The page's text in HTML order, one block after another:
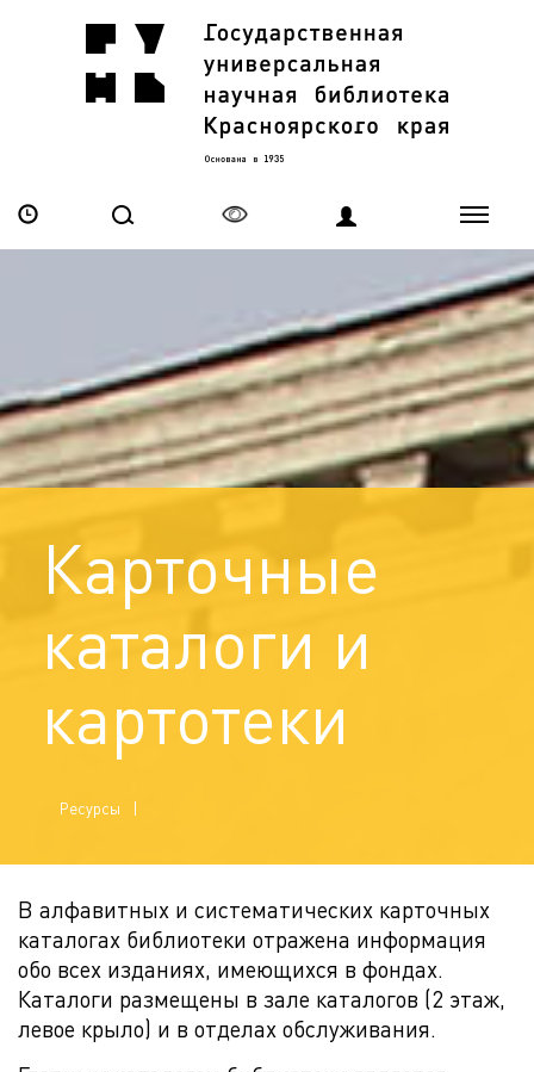
Карточные
каталоги и
картотеки
Ресурсы
В алфавитных и систематических карточных
каталогах библиотеки отражена информация
обо всех изданиях, имеющихся в фондах.
Каталоги размещены в зале каталогов (2 этаж,
левое крыло) и в отделах обслуживания.